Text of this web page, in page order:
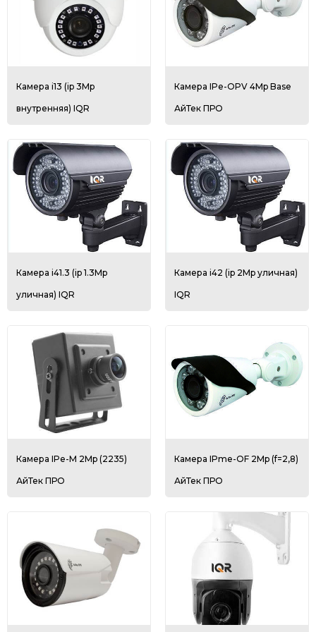
Камера i13 (ip 3Mp
внутренняя) IQR
Камера IPe-OPV 4Mp Base
АйТек ПРО
Камера i41.3 (ip 1.3Mp
уличная) IQR
Камера i42 (ip 2Mp уличная)
IQR
Камера IPe-M 2Mp (2235)
АйТек ПРО
Камера IPme-OF 2Mp (f=2,8)
АйТек ПРО